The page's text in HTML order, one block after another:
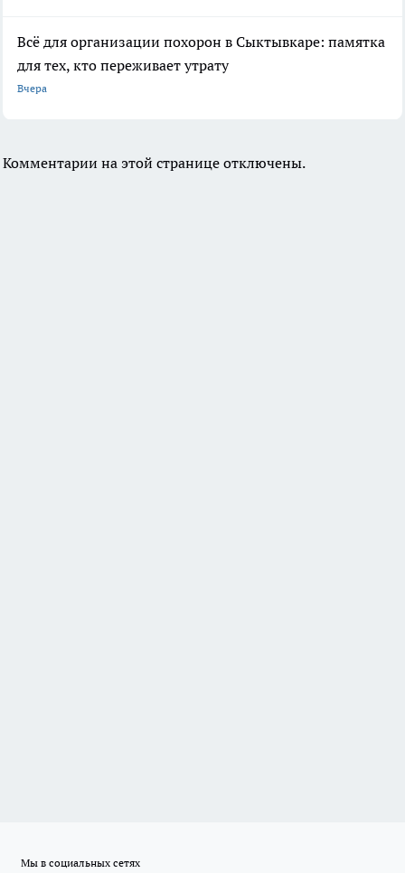
Всё для организации похорон в Сыктывкаре: памятка
для тех, кто переживает утрату
Вчера
Комментарии на этой странице отключены.
Мы в социальных сетях